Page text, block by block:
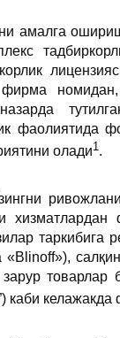
амалга
фирма
фаолиятида
олади1.
таркибига
каби